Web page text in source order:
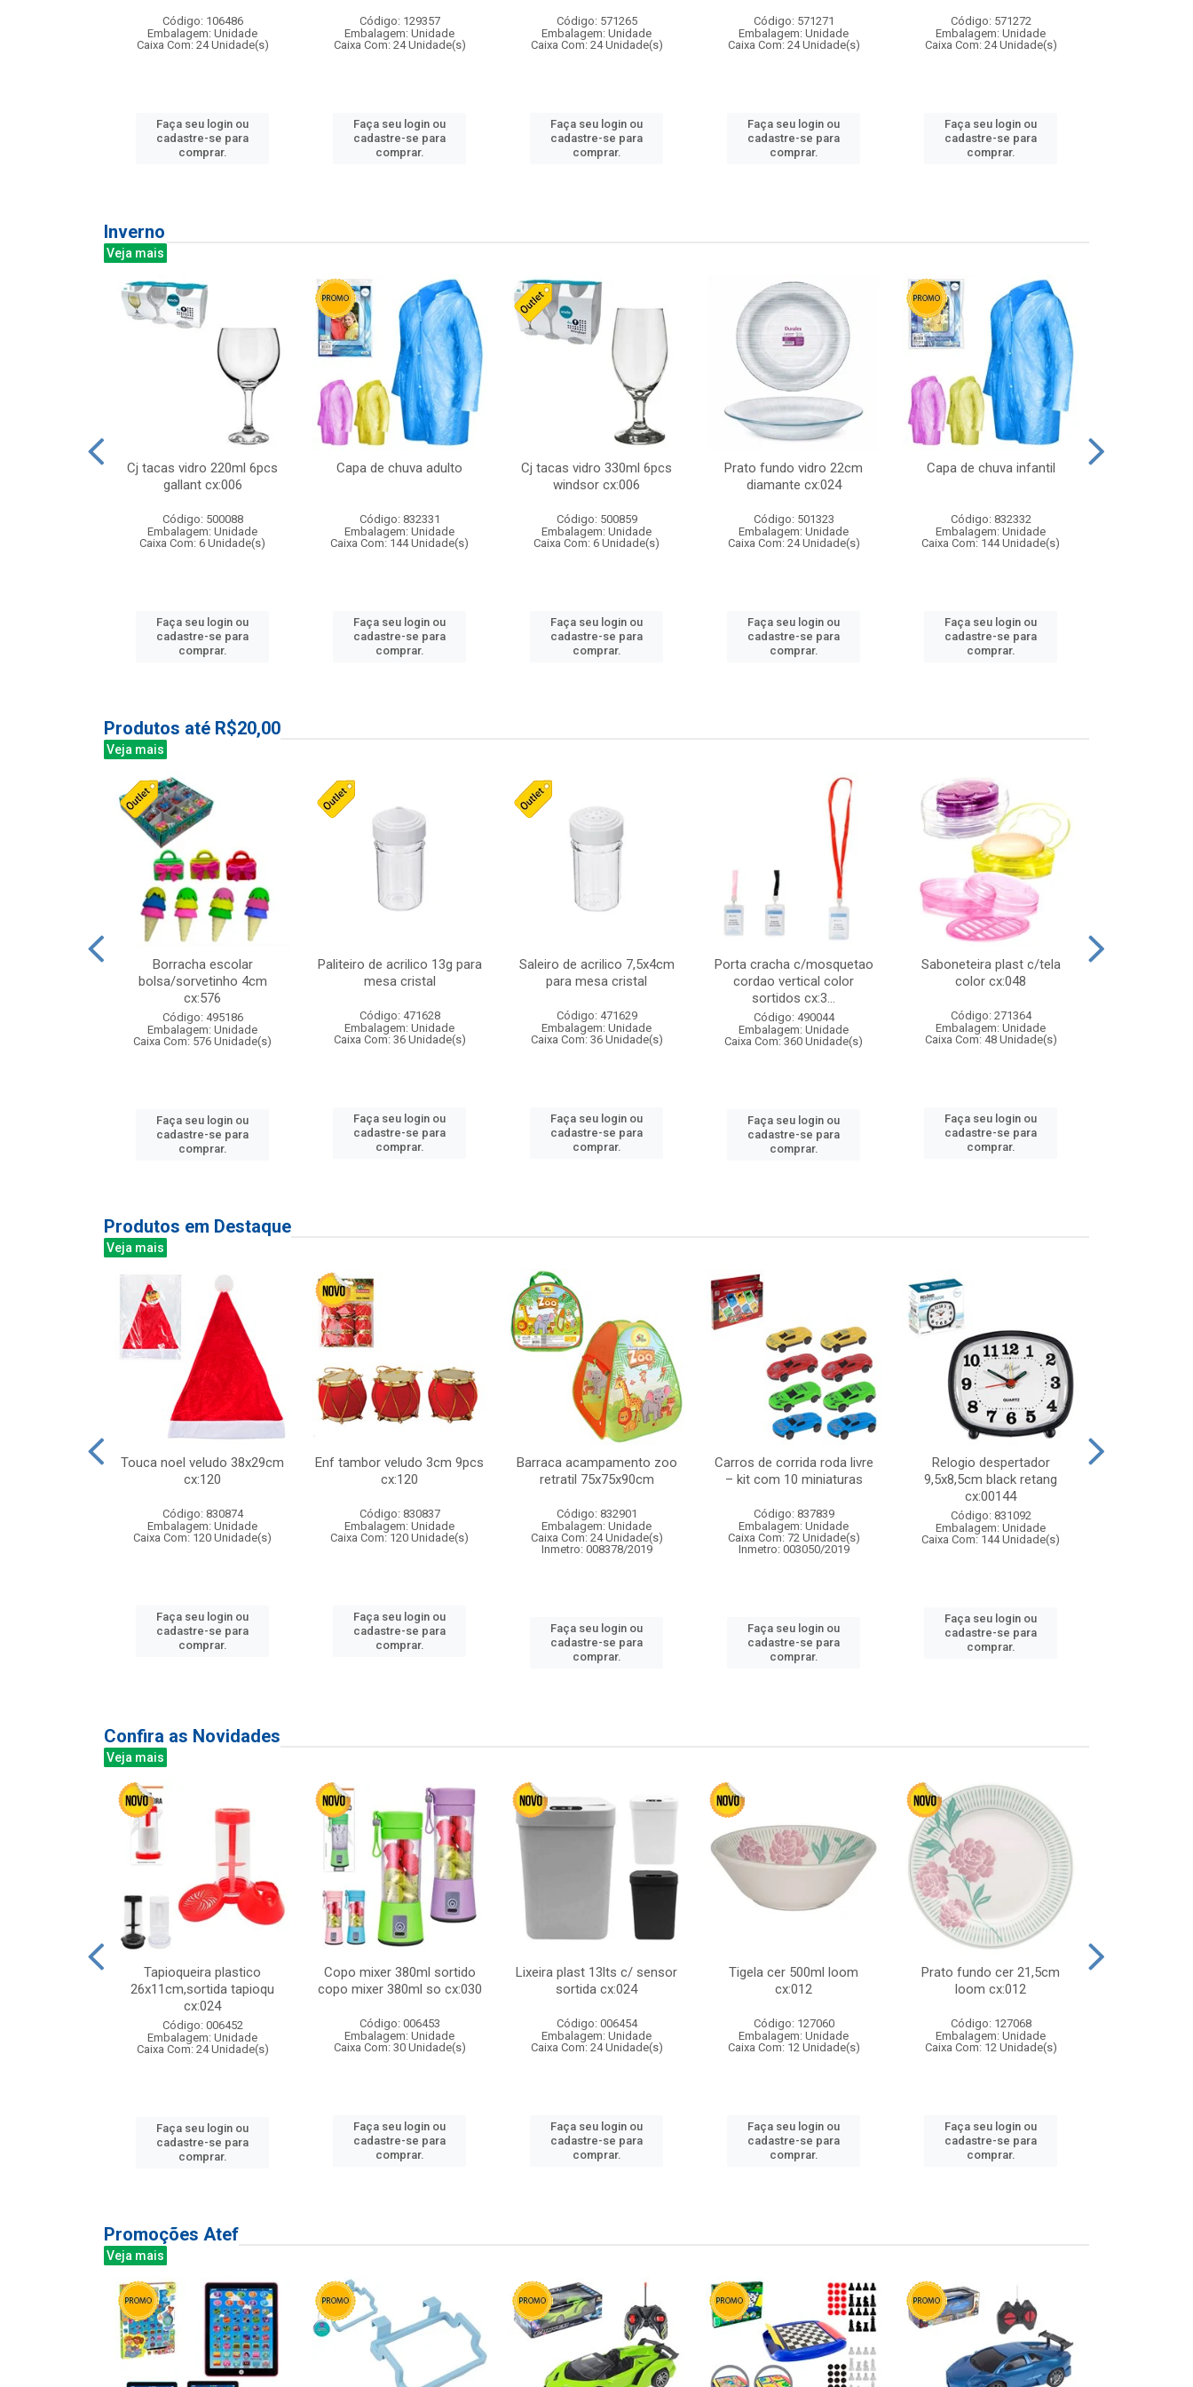
Código: 106486
Embalagem: Unidade
Caixa Com: 24 Unidade(s)
Faça seu login ou
cadastre-se para
comprar.
Código: 129357
Embalagem: Unidade
Caixa Com: 24 Unidade(s)
Faça seu login ou
cadastre-se para
comprar.
Código: 571265
Embalagem: Unidade
Caixa Com: 24 Unidade(s)
Faça seu login ou
cadastre-se para
comprar.
Código: 571271
Embalagem: Unidade
Caixa Com: 24 Unidade(s)
Faça seu login ou
cadastre-se para
comprar.
Código: 571272
Embalagem: Unidade
Caixa Com: 24 Unidade(s)
Faça seu login ou
cadastre-se para
comprar.
Inverno
Veja mais
Cj tacas vidro 220ml 6pcs
gallant cx:006
Código: 500088
Embalagem: Unidade
Caixa Com: 6 Unidade(s)
Faça seu login ou
cadastre-se para
comprar.
Capa de chuva adulto
Código: 832331
Embalagem: Unidade
Caixa Com: 144 Unidade(s)
Faça seu login ou
cadastre-se para
comprar.
Cj tacas vidro 330ml 6pcs
windsor cx:006
Código: 500859
Embalagem: Unidade
Caixa Com: 6 Unidade(s)
Faça seu login ou
cadastre-se para
comprar.
Prato fundo vidro 22cm
diamante cx:024
Código: 501323
Embalagem: Unidade
Caixa Com: 24 Unidade(s)
Faça seu login ou
cadastre-se para
comprar.
Capa de chuva infantil
Código: 832332
Embalagem: Unidade
Caixa Com: 144 Unidade(s)
Faça seu login ou
cadastre-se para
comprar.
Produtos até R$20,00
Veja mais
Borracha escolar
bolsa/sorvetinho 4cm
cx:576
Código: 495186
Embalagem: Unidade
Caixa Com: 576 Unidade(s)
Faça seu login ou
cadastre-se para
comprar.
Paliteiro de acrilico 13g para
mesa cristal
Código: 471628
Embalagem: Unidade
Caixa Com: 36 Unidade(s)
Faça seu login ou
cadastre-se para
comprar.
Saleiro de acrilico 7,5x4cm
para mesa cristal
Código: 471629
Embalagem: Unidade
Caixa Com: 36 Unidade(s)
Faça seu login ou
cadastre-se para
comprar.
Porta cracha c/mosquetao
cordao vertical color
sortidos cx:3...
Código: 490044
Embalagem: Unidade
Caixa Com: 360 Unidade(s)
Faça seu login ou
cadastre-se para
comprar.
Saboneteira plast c/tela
color cx:048
Código: 271364
Embalagem: Unidade
Caixa Com: 48 Unidade(s)
Faça seu login ou
cadastre-se para
comprar.
Produtos em Destaque
Veja mais
Touca noel veludo 38x29cm
cx:120
Código: 830874
Embalagem: Unidade
Caixa Com: 120 Unidade(s)
Faça seu login ou
cadastre-se para
comprar.
Enf tambor veludo 3cm 9pcs
cx:120
Código: 830837
Embalagem: Unidade
Caixa Com: 120 Unidade(s)
Faça seu login ou
cadastre-se para
comprar.
Barraca acampamento zoo
retratil 75x75x90cm
Código: 832901
Embalagem: Unidade
Caixa Com: 24 Unidade(s)
Inmetro: 008378/2019
Faça seu login ou
cadastre-se para
comprar.
Carros de corrida roda livre
– kit com 10 miniaturas
Código: 837839
Embalagem: Unidade
Caixa Com: 72 Unidade(s)
Inmetro: 003050/2019
Faça seu login ou
cadastre-se para
comprar.
Relogio despertador
9,5x8,5cm black retang
cx:00144
Código: 831092
Embalagem: Unidade
Caixa Com: 144 Unidade(s)
Faça seu login ou
cadastre-se para
comprar.
Confira as Novidades
Veja mais
Tapioqueira plastico
26x11cm,sortida tapioqu
cx:024
Código: 006452
Embalagem: Unidade
Caixa Com: 24 Unidade(s)
Faça seu login ou
cadastre-se para
comprar.
Copo mixer 380ml sortido
copo mixer 380ml so cx:030
Código: 006453
Embalagem: Unidade
Caixa Com: 30 Unidade(s)
Faça seu login ou
cadastre-se para
comprar.
Lixeira plast 13lts c/ sensor
sortida cx:024
Código: 006454
Embalagem: Unidade
Caixa Com: 24 Unidade(s)
Faça seu login ou
cadastre-se para
comprar.
Tigela cer 500ml loom
cx:012
Código: 127060
Embalagem: Unidade
Caixa Com: 12 Unidade(s)
Faça seu login ou
cadastre-se para
comprar.
Prato fundo cer 21,5cm
loom cx:012
Código: 127068
Embalagem: Unidade
Caixa Com: 12 Unidade(s)
Faça seu login ou
cadastre-se para
comprar.
Promoções Atef
Veja mais